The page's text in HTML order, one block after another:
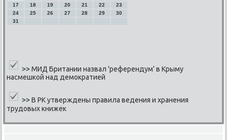
17
18 19 20 21 22
23
24
25 26 27 28 29
30
31
>>МИД Британии назвал 'референдум' в Крыму
насмешкой над демократией
>> В РК утверждены правила ведения и хранения
трудовых книжек